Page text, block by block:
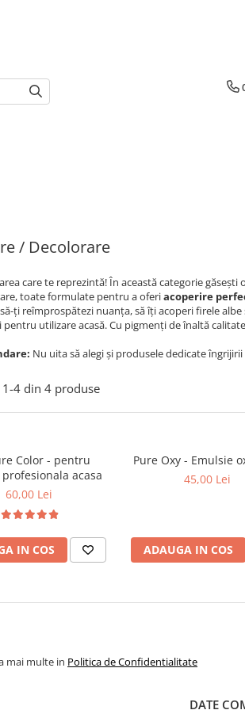
/ Decolorare
care te reprezintă! În această categorie găsești
toate formulate pentru a oferiacoperire
să-ți reîmprospătezi nuanța, să îți acoperi firele
utilizare acasă. Cu pigmenți de înaltă
Nu uita să alegi și produsele dedicate
1-4 din 4 produse
Color - pentru
acasa
60,00 Lei
IN COS
Pure Oxy - Emulsie
45,00 Lei
ADAUGA IN COS
mai multe in Politica de Confidentialitate
DATE